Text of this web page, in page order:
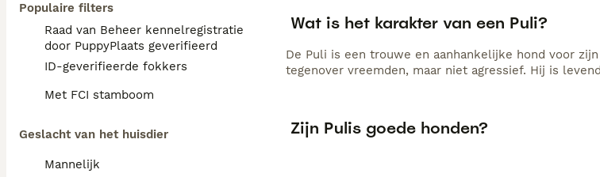
Populaire filters
Raad van Beheer kennelregistratie
door PuppyPlaats geverifieerd
ID-geverifieerde fokkers
Met FCI stamboom
Geslacht van het huisdier
Mannelijk
Wat is het karakter van een Puli?
De Puli is een trouwe en aanhankelijke hond voor
tegenover vreemden, maar niet agressief. Hij is
Zijn Pulis goede honden?